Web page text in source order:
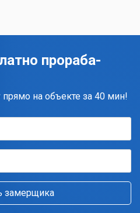
прораба-
на объекте за 40 мин!